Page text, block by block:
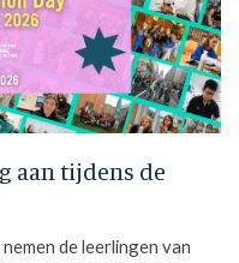
aan tijdens de
de leerlingen van